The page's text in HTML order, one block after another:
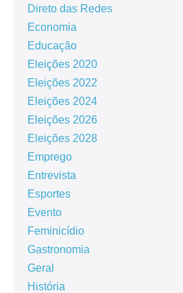
Direto das Redes
Economia
Educação
Eleições 2020
Eleições 2022
Eleições 2024
Eleições 2026
Eleições 2028
Emprego
Entrevista
Esportes
Evento
Feminicídio
Gastronomia
Geral
História